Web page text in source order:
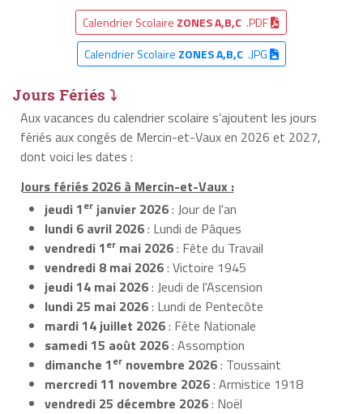
Calendrier Scolaire ZONES A,B,C .PDF
Calendrier Scolaire ZONES A,B,C.JPG
Jours Fériés ⤵
Aux vacances du calendrier scolaire s’ajoutent les jours
fériés aux congés de Mercin-et-Vaux en 2026 et 2027,
dont voici les dates :
Jours fériés 2026 à Mercin-et-Vaux :
jeudi 1er janvier 2026: Jour de l'an
lundi 6 avril 2026: Lundi de Pâques
vendredi 1er mai 2026: Fête du Travail
vendredi 8 mai 2026: Victoire 1945
jeudi 14 mai 2026: Jeudi de l'Ascension
lundi 25 mai 2026: Lundi de Pentecôte
mardi 14 juillet 2026: Fête Nationale
samedi 15 août 2026: Assomption
dimanche 1er novembre 2026: Toussaint
mercredi 11 novembre 2026: Armistice 1918
vendredi 25 décembre 2026: Noël